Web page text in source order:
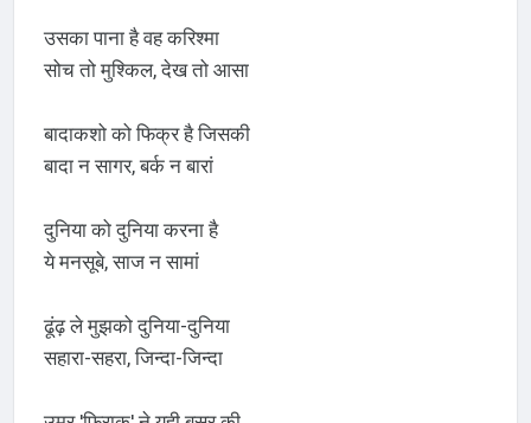
उसका पाना है वह करिश्मा
सोच तो मुश्किल, देख तो आसा
बादाकशो को फिक्र है जिसकी
बादा न सागर, बर्क न बारां
दुनिया को दुनिया करना है
ये मनसूबे, साज न सामां
ढूंढ़ ले मुझको दुनिया-दुनिया
सहारा-सहरा, जिन्दा-जिन्दा